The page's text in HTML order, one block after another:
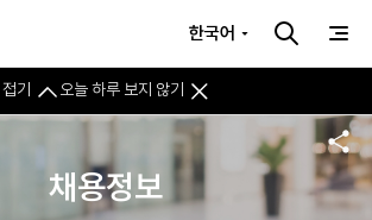
접기 오늘 하루 보지 않기
한국어
채용정보